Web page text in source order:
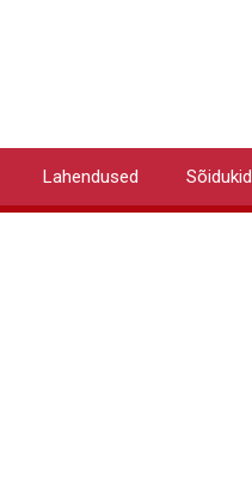
Lahendused Sõidukid